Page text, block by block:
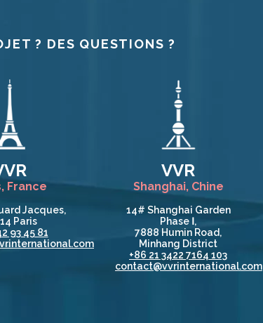
? DES QUESTIONS ?
France
Jacques,
Paris
93 45 81
VVR
Shanghai, Chine
14# Shanghai Garden
Phase Ⅰ,
7888 Humin Road,
Minhang District
+86 21 3422 7164 103
contact@vvrinternational.com